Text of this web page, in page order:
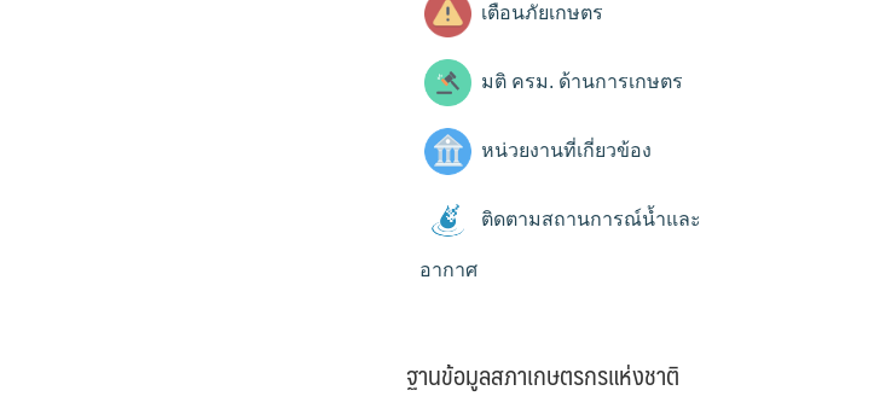
เตือนภัยเกษตร
มติ ครม. ด้านการเกษตร
หน่วยงานที่เกี่ยวข้อง
ติดตามสถานการณ์น้ำและ
อากาศ
ฐานข้อมูลสภาเกษตรกรแห่งชาติ